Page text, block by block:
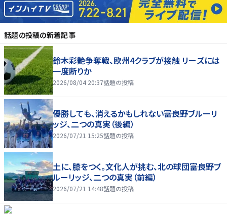
話題の投稿の新着記事
鈴木彩艶争奪戦、欧州4クラブが接触 リーズには
一度断りか
2026/08/04 20:37話題の投稿
優勝しても、消えるかもしれない――富良野ブルーリ
ッジ、二つの真実（後編）
2026/07/21 15:25話題の投稿
土に、膝をつく。文化人が挑む、北の球団――富良野ブ
ルーリッジ、二つの真実（前編）
2026/07/21 14:48話題の投稿